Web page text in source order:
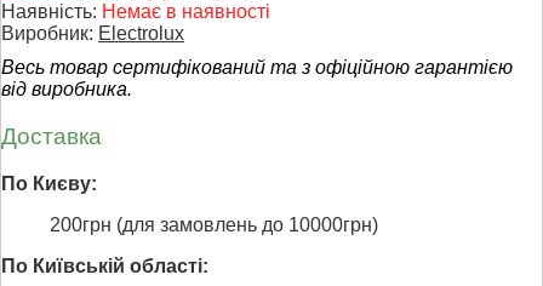
Наявність: Немає в наявності
Виробник: Electrolux
Весь товар сертифікований та з офіційною гарантією
від виробника.
Доставка
По Києву:
200грн (для замовлень до 10000грн)
По Київській області: